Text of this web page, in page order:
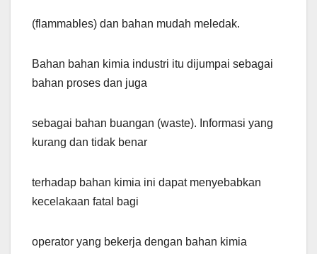
(flammables) dan bahan mudah meledak.
Bahan bahan kimia industri itu dijumpai sebagai
bahan proses dan juga
sebagai bahan buangan (waste). Informasi yang
kurang dan tidak benar
terhadap bahan kimia ini dapat menyebabkan
kecelakaan fatal bagi
operator yang bekerja dengan bahan kimia